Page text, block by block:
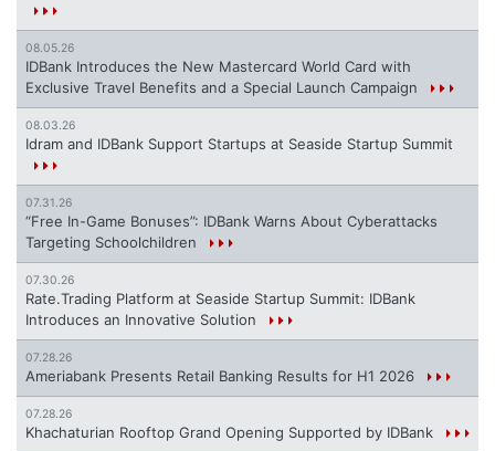
08.05.26
IDBank Introduces the New Mastercard World Card with
Exclusive Travel Benefits and a Special Launch Campaign
08.03.26
Idram and IDBank Support Startups at Seaside Startup Summit
07.31.26
“Free In-Game Bonuses”: IDBank Warns About Cyberattacks
Targeting Schoolchildren
07.30.26
Rate.Trading Platform at Seaside Startup Summit: IDBank
Introduces an Innovative Solution
07.28.26
Ameriabank Presents Retail Banking Results for H1 2026
07.28.26
Khachaturian Rooftop Grand Opening Supported by IDBank